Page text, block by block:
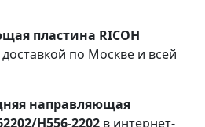
пластина RICOH
доставкой по Москве и всей
направляющая
H556-2202 в интернет-